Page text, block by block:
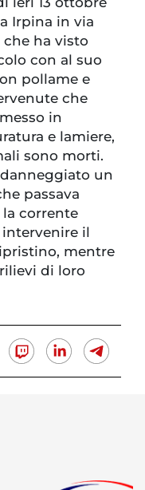
Irpina in via
ha visto
con al suo
pollame e
che
in
e lamiere,
sono morti.
un
passava
corrente
il
mentre
di loro